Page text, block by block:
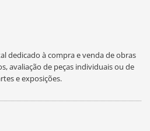
dedicado à compra e venda de obras
avaliação de peças individuais ou de
e exposições.